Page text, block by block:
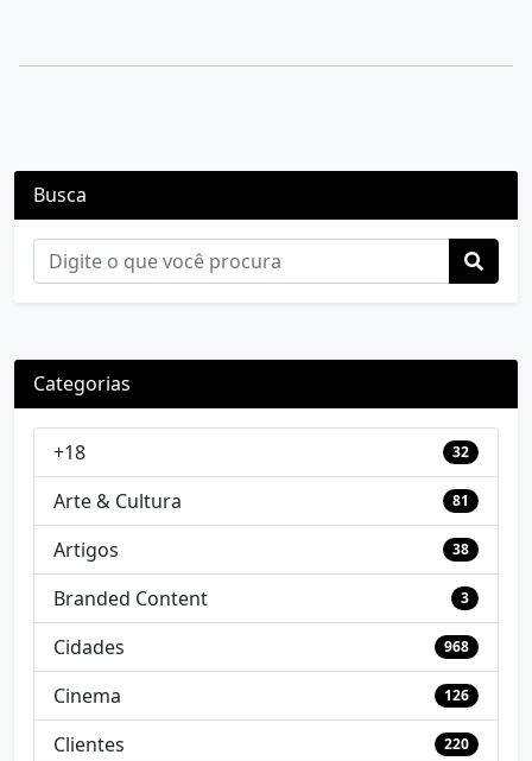
Busca
Categorias
+18 32
Arte & Cultura 81
Artigos 38
Branded Content 3
Cidades 968
Cinema 126
Clientes 220